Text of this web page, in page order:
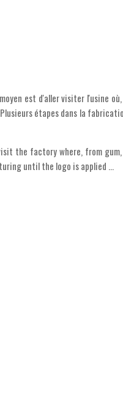
est d'aller visiter l'usine
étapes dans la
the factory where, from
until the logo is applied ...